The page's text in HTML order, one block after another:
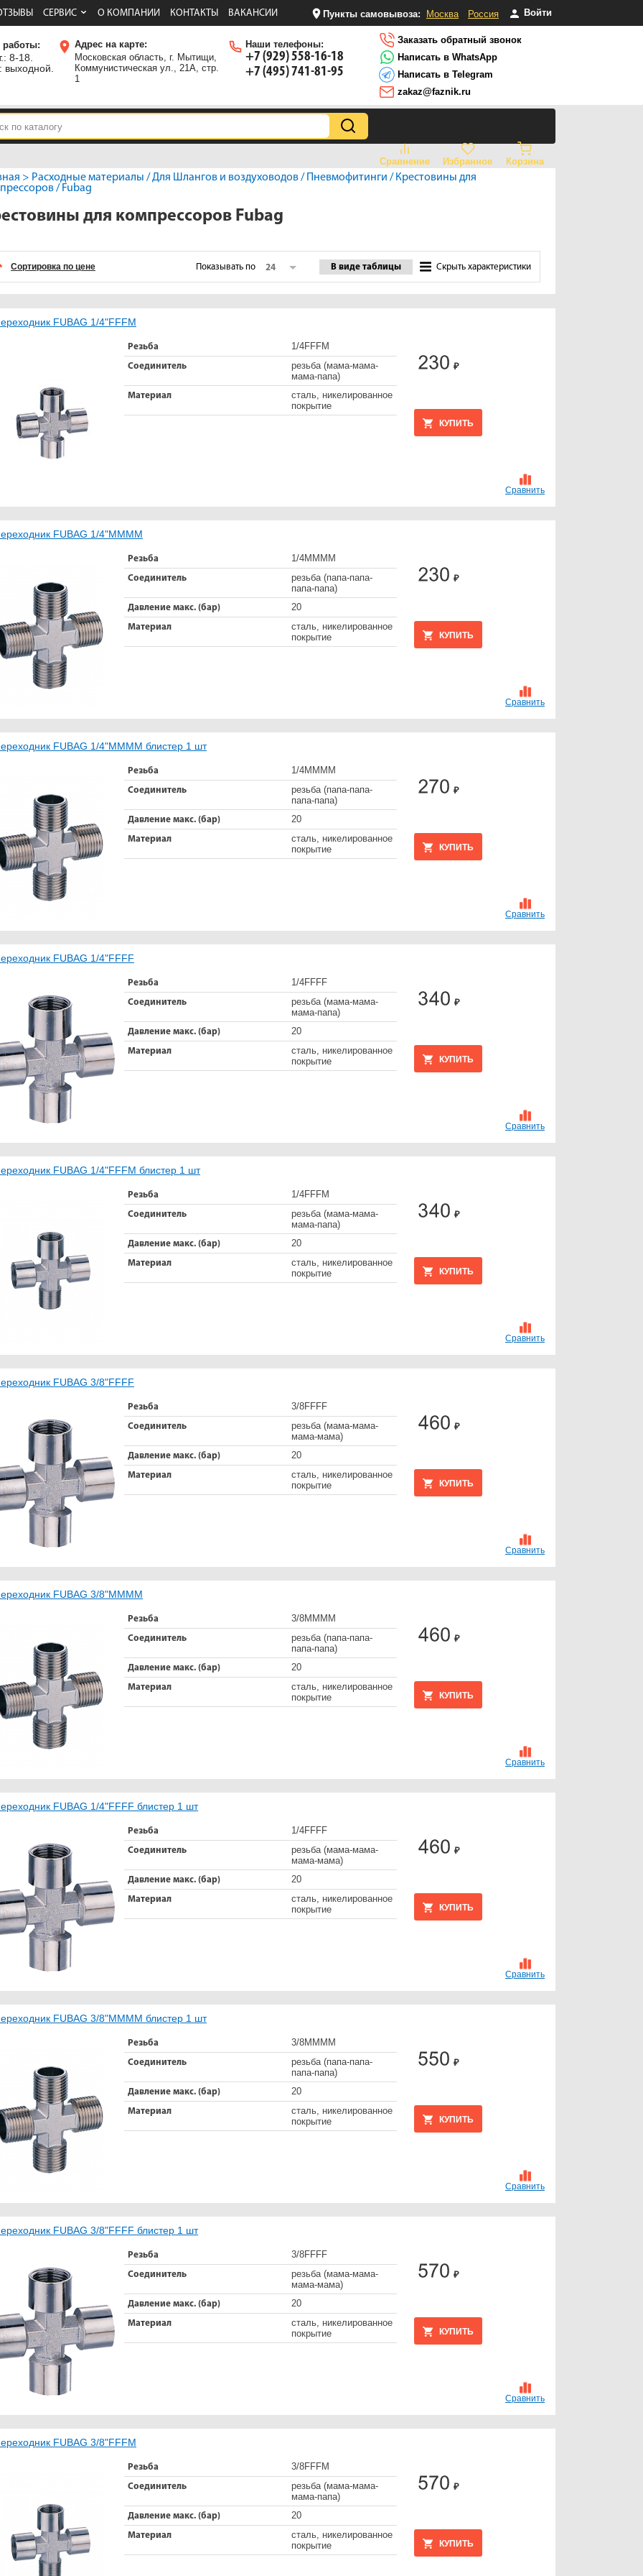
СЕРВИС О КОМПАНИИ КОНТАКТЫ ВАКАНСИИ Пункты самовывоза: Москва Россия Войти
работы:
8-18.
выходной.
Адрес на карте:
Московская область, г. Мытищи,
Коммунистическая ул., 21А, стр.
1
Наши телефоны:
+7 (929) 558-16-18
+7 (495) 741-81-95
Заказать обратный звонок
Написать в WhatsApp
Написать в Telegram
zakaz@faznik.ru
Сравнение Избранное Корзина
> Расходные материалы /Для Шлангов и воздуховодов/ Пневмофитинги / Крестовины для
/ Fubag
для компрессоров Fubag
Сортировка по цене Скрыть характеристики
В виде таблицы
Показывать по 24
Сравнить
FUBAG 1/4"FFFM
Резьба 1/4FFFМ
Соединитель
резьба (мама-мама-
мама-папа)
Материал
сталь, никелированное
покрытие
КУПИТЬ
₽
Сравнить
FUBAG 1/4"MMMM
Резьба 1/4ММММ
Соединитель
резьба (папа-папа-
папа-папа)
Давление макс. (бар) 20
Материал
сталь, никелированное
покрытие
КУПИТЬ
₽
Сравнить
FUBAG 1/4"MMMM блистер 1 шт
Резьба 1/4ММММ
Соединитель
резьба (папа-папа-
папа-папа)
Давление макс. (бар) 20
Материал
сталь, никелированное
покрытие
КУПИТЬ
₽
Сравнить
FUBAG 1/4"FFFF
Резьба 1/4FFFF
Соединитель
резьба (мама-мама-
мама-папа)
Давление макс. (бар) 20
Материал
сталь, никелированное
покрытие
КУПИТЬ
₽
Сравнить
FUBAG 1/4"FFFM блистер 1 шт
Резьба 1/4FFFМ
Соединитель
резьба (мама-мама-
мама-папа)
Давление макс. (бар) 20
Материал
сталь, никелированное
покрытие
КУПИТЬ
₽
Сравнить
FUBAG 3/8"FFFF
Резьба 3/8FFFF
Соединитель
резьба (мама-мама-
мама-мама)
Давление макс. (бар) 20
Материал
сталь, никелированное
покрытие
КУПИТЬ
₽
Сравнить
FUBAG 3/8"MMMM
Резьба 3/8ММММ
Соединитель
резьба (папа-папа-
папа-папа)
Давление макс. (бар) 20
Материал
сталь, никелированное
покрытие
КУПИТЬ
₽
Сравнить
FUBAG 1/4"FFFF блистер 1 шт
Резьба 1/4FFFF
Соединитель
резьба (мама-мама-
мама-мама)
Давление макс. (бар) 20
Материал
сталь, никелированное
покрытие
КУПИТЬ
₽
Сравнить
FUBAG 3/8"MMMM блистер 1 шт
Резьба 3/8ММММ
Соединитель
резьба (папа-папа-
папа-папа)
Давление макс. (бар) 20
Материал
сталь, никелированное
покрытие
КУПИТЬ
₽
Сравнить
FUBAG 3/8"FFFF блистер 1 шт
Резьба 3/8FFFF
Соединитель
резьба (мама-мама-
мама-мама)
Давление макс. (бар) 20
Материал
сталь, никелированное
покрытие
КУПИТЬ
₽
FUBAG 3/8"FFFM
Резьба 3/8FFFМ
Соединитель
резьба (мама-мама-
мама-папа)
Давление макс. (бар) 20
Материал
сталь, никелированное
покрытие
КУПИТЬ
₽